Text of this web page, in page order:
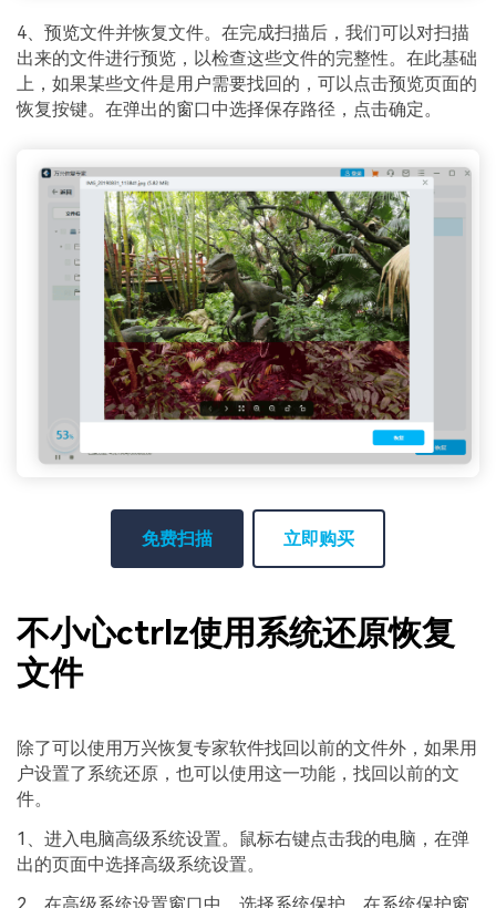
4、预览文件并恢复文件。在完成扫描后，我们可以对扫描
出来的文件进行预览，以检查这些文件的完整性。在此基础
上，如果某些文件是用户需要找回的，可以点击预览页面的
恢复按键。在弹出的窗口中选择保存路径，点击确定。
免费扫描 立即购买
不小心ctrlz使用系统还原恢复
文件
除了可以使用万兴恢复专家软件找回以前的文件外，如果用
户设置了系统还原，也可以使用这一功能，找回以前的文
件。
1、进入电脑高级系统设置。鼠标右键点击我的电脑，在弹
出的页面中选择高级系统设置。